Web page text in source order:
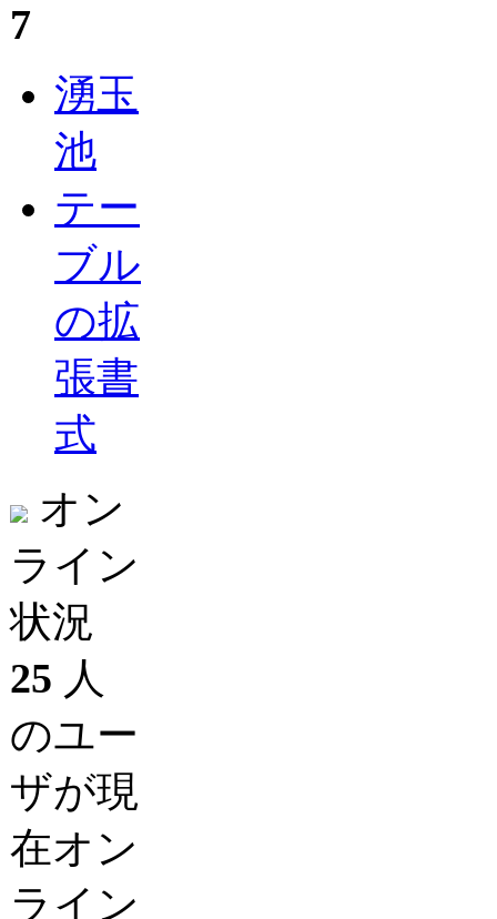
7
湧玉
池
テー
ブル
の拡
張書
式
オン
ライン
状況
25 人
のユー
ザが現
在オン
ライン